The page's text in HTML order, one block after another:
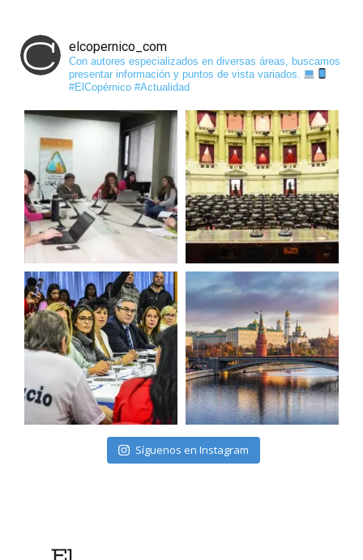
elcopernico_com
Con autores especializados en diversas áreas, buscamos
presentar información y puntos de vista variados.
#ElCopérnico #Actualidad
Síguenos en Instagram